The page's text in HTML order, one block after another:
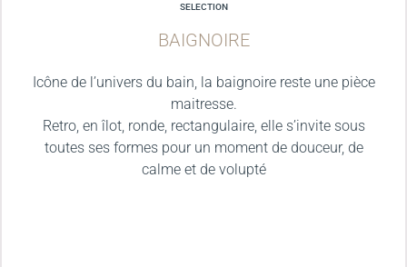
SELECTION
BAIGNOIRE
Icône de l’univers du bain, la baignoire reste une pièce
maitresse.
Retro, en îlot, ronde, rectangulaire, elle s’invite sous
toutes ses formes pour un moment de douceur, de
calme et de volupté